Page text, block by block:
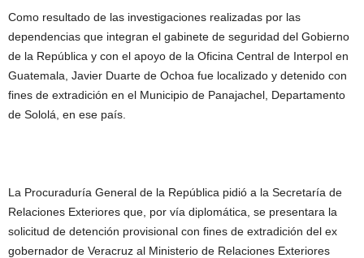
Como resultado de las investigaciones realizadas por las
dependencias que integran el gabinete de seguridad del Gobierno
de la República y con el apoyo de la Oficina Central de Interpol en
Guatemala, Javier Duarte de Ochoa fue localizado y detenido con
fines de extradición en el Municipio de Panajachel, Departamento
de Sololá, en ese país.
La Procuraduría General de la República pidió a la Secretaría de
Relaciones Exteriores que, por vía diplomática, se presentara la
solicitud de detención provisional con fines de extradición del ex
gobernador de Veracruz al Ministerio de Relaciones Exteriores